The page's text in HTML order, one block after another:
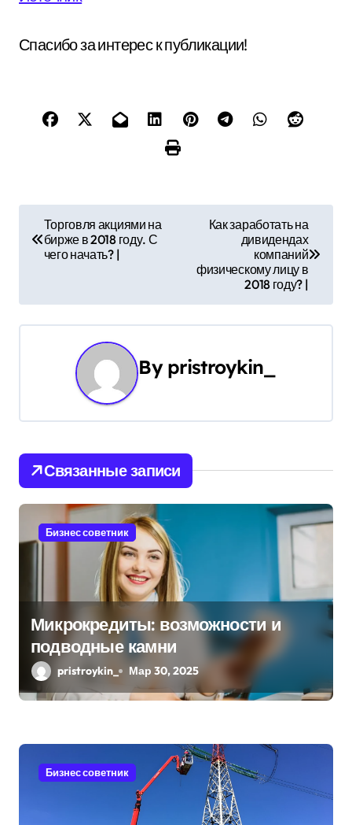
Спасибо за интерес к публикации!
и
ц
и
я
п
о
а
п
и
с
я
Торговля акциями на
бирже в 2018 году. С
чего начать? |
Как заработать на
дивидендах
компаний
физическому лицу в
2018 году? |
By pristroykin_
Связанные записи
Бизнес советник
Микрокредиты: возможности и
подводные камни
pristroykin_ Мар 30, 2025
Бизнес советник